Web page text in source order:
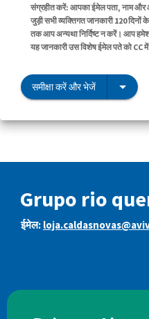
संग्रहीत करें: आपका ईमेल पता, नाम
जुड़ी सभी व्यक्तिगत जानकारी 120 दिनों
तक आप अन्यथा निर्दिष्ट न करें। आप
यह जानकारी उस विशेष ईमेल पते को
समीक्षा करें और भेजें
Grupo rio
ईमेल: